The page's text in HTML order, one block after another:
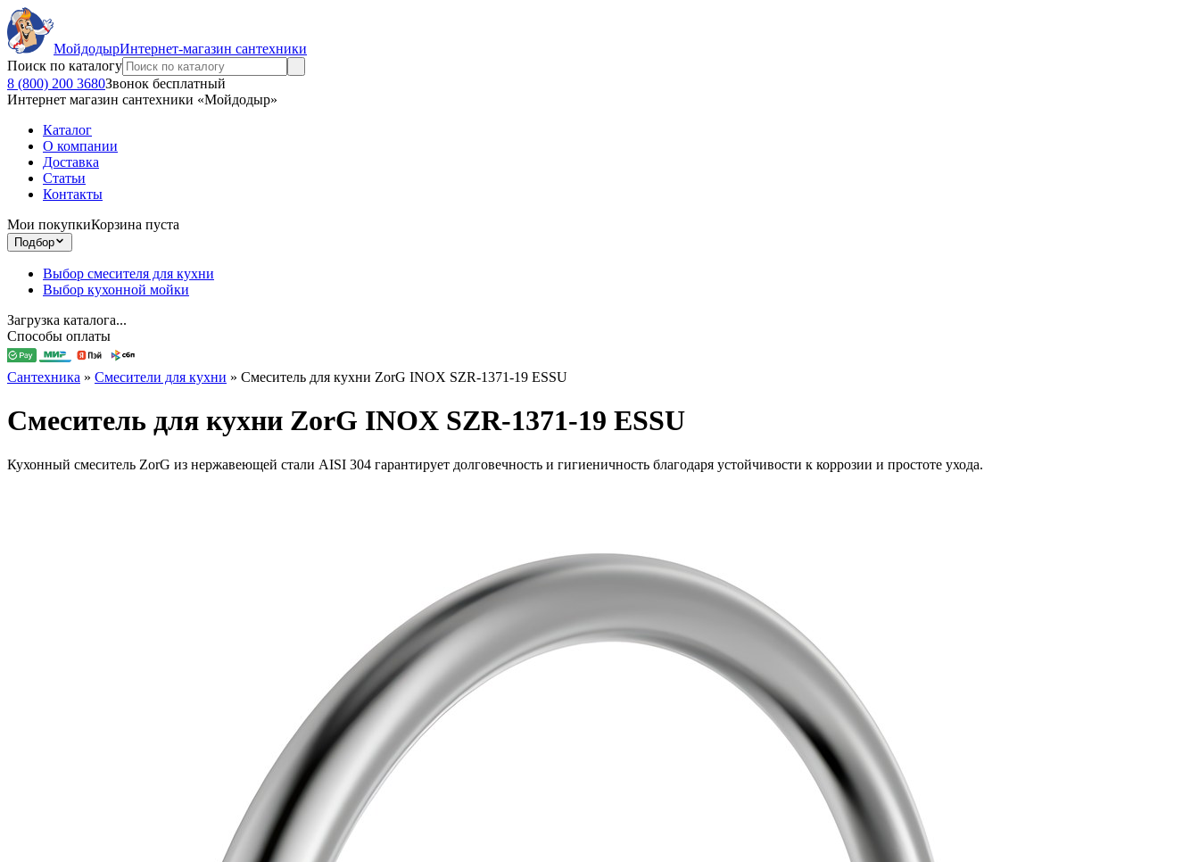
МойдодырИнтернет-магазин сантехники
Поиск по каталогу
8 (800) 200 3680Звонок бесплатный
Интернет магазин сантехники «Мойдодыр»
Каталог
О компании
Доставка
Статьи
Контакты
Мои покупкиКорзина пуста
Подбор
Выбор смесителя для кухни
Выбор кухонной мойки
Загрузка каталога...
Способы оплаты
Сантехника » Смесители для кухни » Смеситель для кухни ZorG INOX SZR-1371-19 ESSU
Смеситель для кухни ZorG INOX SZR-1371-19 ESSU
Кухонный смеситель ZorG из нержавеющей стали AISI 304 гарантирует долговечность и гигиеничность благодаря устойчивости к коррозии и простоте ухода.